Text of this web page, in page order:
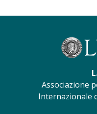
Associazione
Internazionale